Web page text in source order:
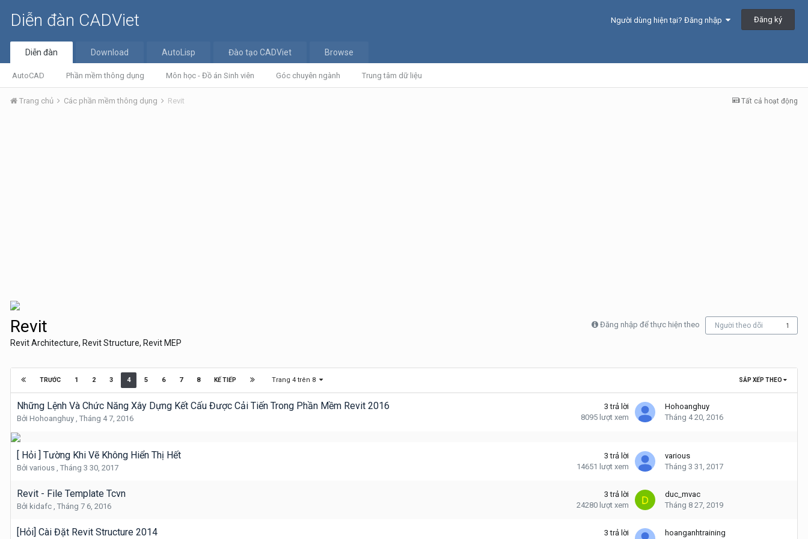
Diễn đàn CADViet Người dùng hiện tại? Đăng nhập Đăng ký
Diễn đàn
AutoCAD Phần mềm thông dụng Môn học - Đồ án Sinh viên Góc chuyên ngành Trung tâm dữ liệu
Download AutoLisp Đào tạo CADViet Browse
Tất cả hoạt động
Trang chủ Các phần mềm thông dụng Revit
Revit Đăng nhập để thực hiện theo Người theo dõi 1
Revit Architecture, Revit Structure, Revit MEP
SẮP XẾP THEO
TRƯỚC 1 2 3 4 5 6 7 8 KẾ TIẾP Trang 4 trên 8
Những Lệnh Và Chức Năng Xây Dựng Kết Cấu Được Cải Tiến Trong Phần Mềm Revit 2016
Bởi Hohoanghuy , Tháng 4 7, 2016
3 trả lời
8095 lượt xem
Hohoanghuy
Tháng 4 20, 2016
[ Hỏi ] Tường Khi Vẽ Không Hiển Thị Hết
Bởi various , Tháng 3 30, 2017
3 trả lời
14651 lượt xem
various
Tháng 3 31, 2017
Revit - File Template Tcvn
Bởi kidafc , Tháng 7 6, 2016
3 trả lời
24280 lượt xem
duc_mvac
Tháng 8 27, 2019
[Hỏi] Cài Đặt Revit Structure 2014 3 trả lời hoanganhtraining